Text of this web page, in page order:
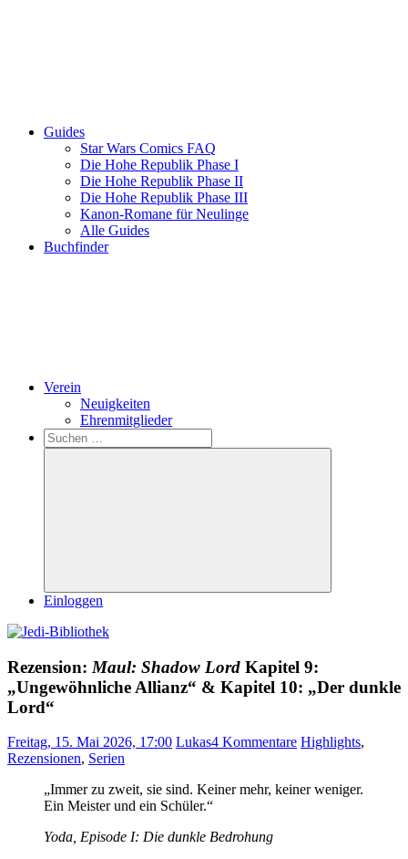
Guides
Star Wars Comics FAQ
Die Hohe Republik Phase I
Die Hohe Republik Phase II
Die Hohe Republik Phase III
Kanon-Romane für Neulinge
Alle Guides
Buchfinder
Verein
Neuigkeiten
Ehrenmitglieder
Search
Suchen
nach:
Suchen
Einloggen
Rezension: Maul: Shadow Lord Kapitel 9:
„Ungewöhnliche Allianz“ & Kapitel 10: „Der dunkle
Lord“
Freitag, 15. Mai 2026, 17:00 Lukas4 Kommentare Highlights,
Rezensionen, Serien
„Immer zu zweit, sie sind. Keiner mehr, keiner weniger.
Ein Meister und ein Schüler.“
Yoda, Episode I: Die dunkle Bedrohung